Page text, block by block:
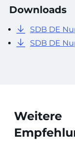
Downloads
SDB DE
SDB DE
Weitere